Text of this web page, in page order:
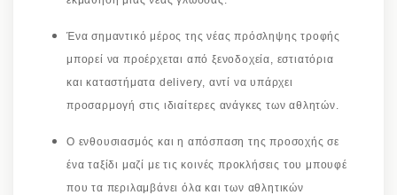
Ένα σημαντικό μέρος της νέας πρόσληψης τροφής
μπορεί να προέρχεται από ξενοδοχεία, εστιατόρια
και καταστήματα delivery, αντί να υπάρχει
προσαρμογή στις ιδιαίτερες ανάγκες των αθλητών.
Ο ενθουσιασμός και η απόσπαση της προσοχής σε
ένα ταξίδι μαζί με τις κοινές προκλήσεις του μπουφέ
που τα περιλαμβάνει όλα και των αθλητικών